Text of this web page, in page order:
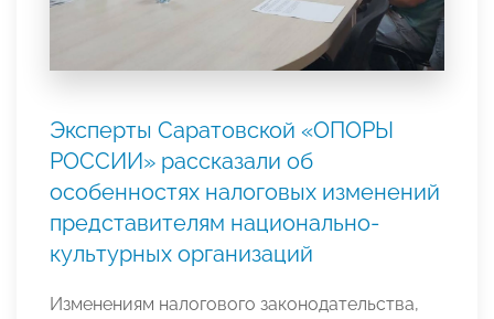
Эксперты Саратовской «ОПОРЫ
РОССИИ» рассказали об
особенностях налоговых изменений
представителям национально-
культурных организаций
Изменениям налогового законодательства,